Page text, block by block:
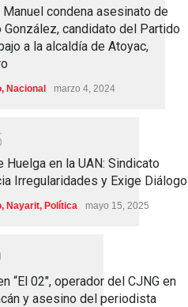
condena asesinato de
González, candidato del Partido
a la alcaldía de Atoyac,
, Nacional marzo 4, 2024
Huelga en la UAN: Sindicato
Irregularidades y Exige Diálogo
, Nayarit, Política mayo 15, 2025
“El 02″, operador del CJNG en
y asesino del periodista